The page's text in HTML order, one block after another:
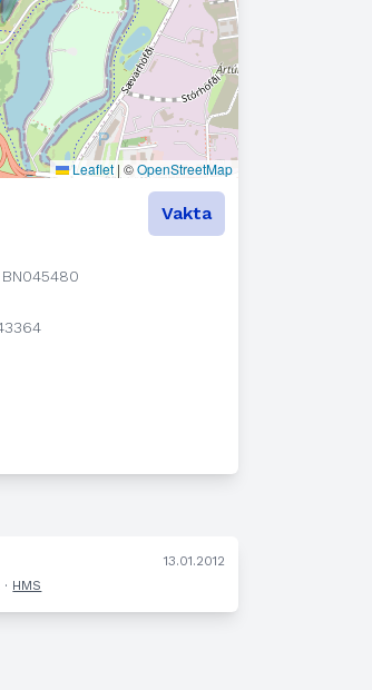
Leaflet | ©OpenStreetMap
Vakta
BN045480
13.01.2012
HMS